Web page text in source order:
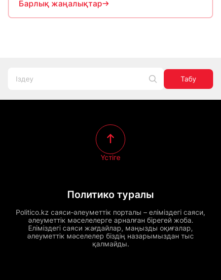
Барлық жаңалықтар
Табу
Политико туралы
Politico.kz саяси-әлеуметтік порталы – еліміздегі саяси,
әлеуметтік мәселелерге арналған бірегей жоба.
Еліміздегі саяси жағдайлар, маңызды оқиғалар,
әлеуметтік мәселелер біздің назарымыздан тыс
қалмайды.
Үстіге